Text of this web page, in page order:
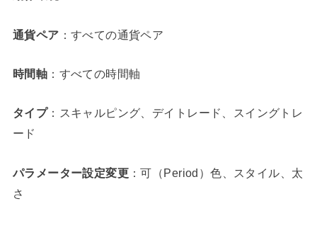
通貨ペア ：すべての通貨ペア
時間軸 ：すべての時間軸
タイプ：スキャルピング、デイトレード、スイングトレ
ード
パラメーター設定変更 ：可（Period）色、スタイル、太
さ